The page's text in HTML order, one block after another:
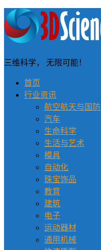
三维科学， 无限可能！
首页
行业资讯
航空航天与国防
汽车
生命科学
生活与艺术
模具
自动化
珠宝饰品
教育
建筑
电子
运动器材
通用机械